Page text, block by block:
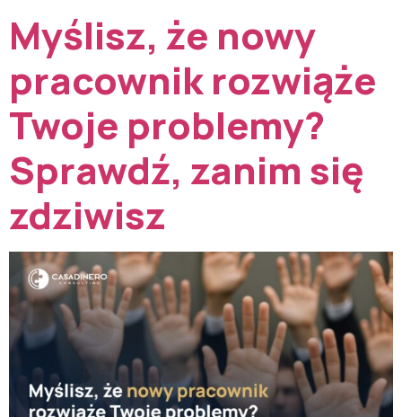
Myślisz, że nowy
pracownik rozwiąże
Twoje problemy?
Sprawdź, zanim się
zdziwisz